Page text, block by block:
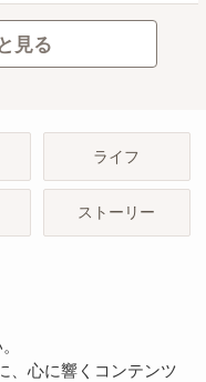
見る
ライフ
ストーリー
、心に響くコンテンツ